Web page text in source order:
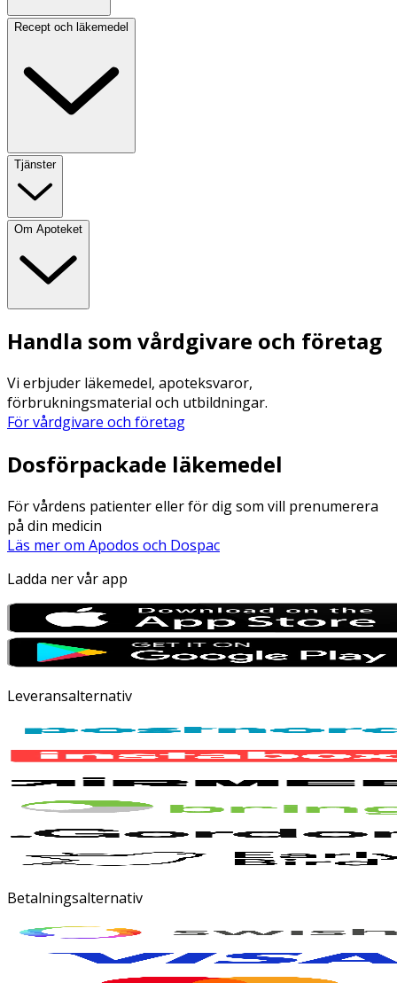
Recept och läkemedel
Tjänster
Om Apoteket
Handla som vårdgivare och företag
Vi erbjuder läkemedel, apoteksvaror,
förbrukningsmaterial och utbildningar.
För vårdgivare och företag
Dosförpackade läkemedel
För vårdens patienter eller för dig som vill prenumerera
på din medicin
Läs mer om Apodos och Dospac
Ladda ner vår app
Leveransalternativ
Betalningsalternativ